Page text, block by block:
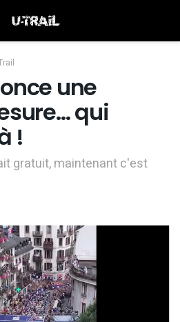
une
qui
!
gratuit, maintenant c'est